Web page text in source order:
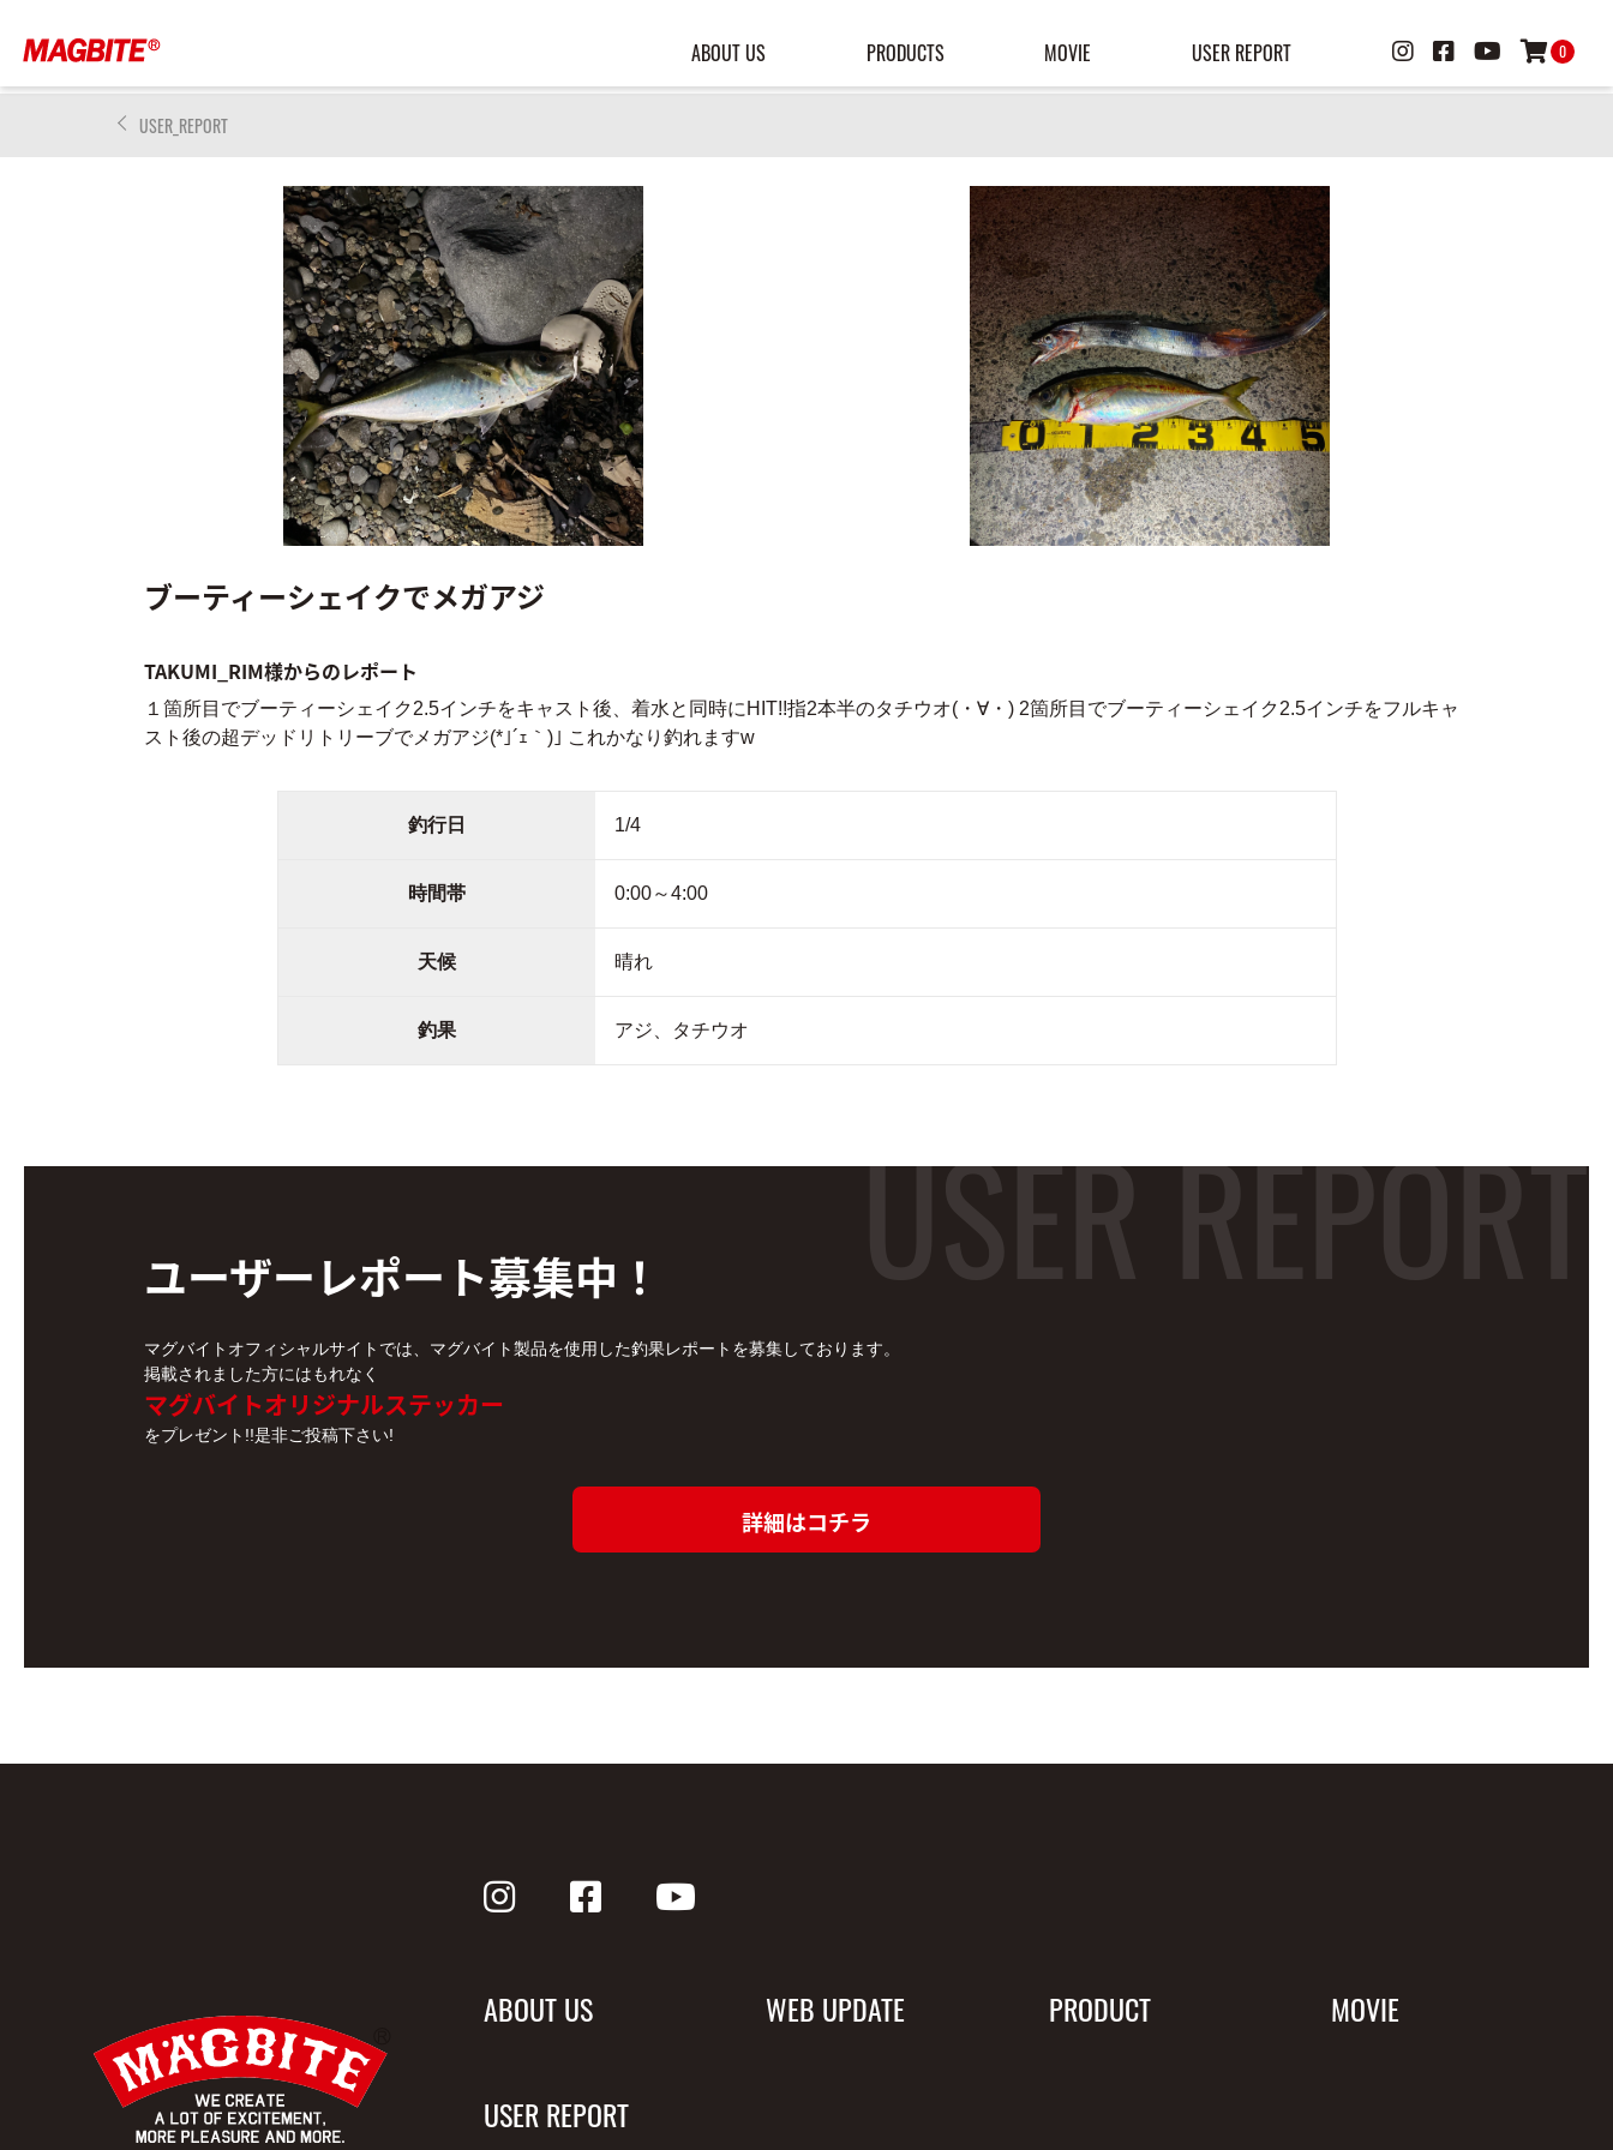
ABOUT US PRODUCTS MOVIE USER REPORT 0
USER_REPORT
ブーティーシェイクでメガアジ
TAKUMI_RIM様からのレポート
１箇所目でブーティーシェイク2.5インチをキャスト後、着水と同時にHIT!!指2本半のタチウオ(・∀・) 2箇所目でブーティーシェイク2.5インチをフルキャ
スト後の超デッドリトリーブでメガアジ(*｣´ｪ｀)｣ これかなり釣れますw
釣行日 1/4
時間帯 0:00～4:00
天候 晴れ
釣果 アジ、タチウオ
ユーザーレポート募集中！
マグバイトオフィシャルサイトでは、マグバイト製品を使用した釣果レポートを募集しております。
掲載されました方にはもれなく
マグバイトオリジナルステッカー
をプレゼント!!是非ご投稿下さい!
詳細はコチラ
ABOUT US WEB UPDATE PRODUCT MOVIE
USER REPORT